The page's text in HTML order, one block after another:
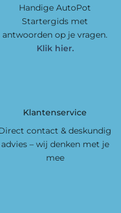
Handige AutoPot
Startergids met
antwoorden op je vragen.
Klik hier.
Klantenservice
contact & deskundig
advies – wij denken met je
mee